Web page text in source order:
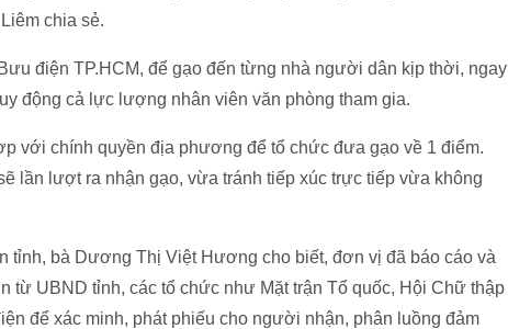
chia sẻ.
điện TP.HCM, để gạo đến từng nhà người dân kịp thời, ngay
động cả lực lượng nhân viên văn phòng tham gia.
với chính quyền địa phương để tổ chức đưa gạo về 1 điểm.
lần lượt ra nhận gạo, vừa tránh tiếp xúc trực tiếp vừa không
tỉnh, bà Dương Thị Việt Hương cho biết, đơn vị đã báo cáo và
từ UBND tỉnh, các tổ chức như Mặt trận Tổ quốc, Hội Chữ thập
để xác minh, phát phiếu cho người nhận, phân luồng đảm